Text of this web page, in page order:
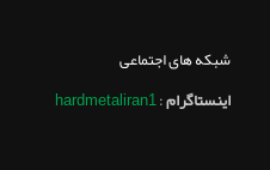
شبکه های اجتماعی
اینستاگرام:
hardmetaliran1